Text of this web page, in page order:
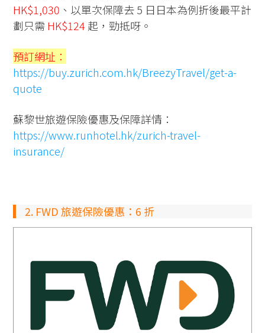
HK$1,030 、以單次保障去 5 日日本為例折後最平計
劃只需 HK$124 起，勁抵呀。
預訂網址：
https://buy.zurich.com.hk/BreezyTravel/get-a-
quote
蘇黎世旅遊保險優惠及保障詳情：
https://www.runhotel.hk/zurich-travel-
insurance/
2. FWD 旅遊保險優惠：6 折